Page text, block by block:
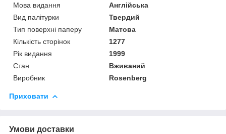
Мова видання
Англійська
Вид палітурки
Твердий
Тип поверхні паперу
Матова
Кількість сторінок
1277
Рік видання
1999
Стан
Вживаний
Виробник
Rosenberg
Приховати
Умови доставки